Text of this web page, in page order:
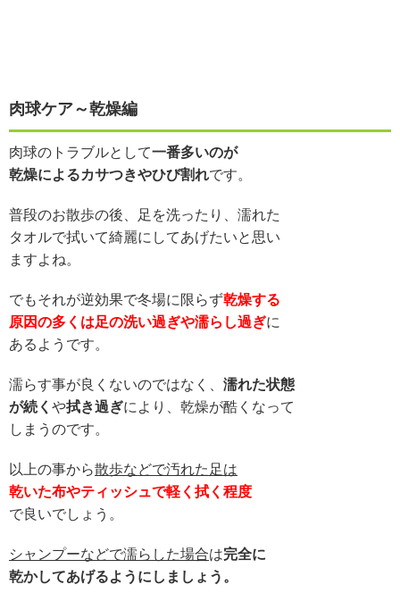
肉球ケア～乾燥編
肉球のトラブルとして一番多いのが
乾燥によるカサつきやひび割れです。
普段のお散歩の後、足を洗ったり、濡れた
タオルで拭いて綺麗にしてあげたいと思い
ますよね。
でもそれが逆効果で冬場に限らず乾燥する
原因の多くは足の洗い過ぎや濡らし過ぎに
あるようです。
濡らす事が良くないのではなく、 濡れた状態
が続く や拭き過ぎにより、乾燥が酷くなって
しまうのです。
以上の事から散歩などで汚れた足は
乾いた布やティッシュで軽く拭く程度
で良いでしょう。
シャンプーなどで濡らした場合は完全に
乾かしてあげるようにしましょう。